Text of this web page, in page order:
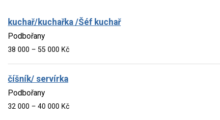
kuchař/kuchařka /Šéf kuchař
Podbořany
38 000 – 55 000 Kč
číšník/ servírka
Podbořany
32 000 – 40 000 Kč